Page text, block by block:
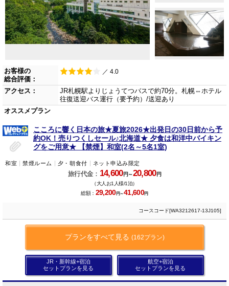
お客様の
総合評価：
／ 4.0
アクセス：
JR札幌駅よりじょうてつバスで約70分。札幌⇔ホテル
往復送迎バス運行（要予約）/送迎あり
オススメプラン
こころに響く日本の旅★夏旅2026★出発日の30日前から予
約OK！売りつくしセール♪北海道★ 夕食は和洋中バイキン
グをご用意★ 【禁煙】和室(2名～5名1室)
和室 禁煙ルーム 夕・朝食付 ネット申込み限定
旅行代金： 14,600円～20,800円
（大人お1人様/1泊）
総額： 29,200円～41,600円
コースコード[WA3212617-13J105]
プランをすべて見る (162プラン)
JR・新幹線+宿泊
セットプランを見る
航空+宿泊
セットプランを見る